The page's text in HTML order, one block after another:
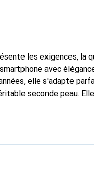
les exigences, la
avec
elle s'adapte
seconde peau.